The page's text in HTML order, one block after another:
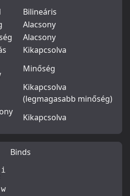
Bilineáris
Alacsony
Alacsony
Kikapcsolva
Minőség
Kikapcsolva
(legmagasabb minőség)
Kikapcsolva
Binds
i
w